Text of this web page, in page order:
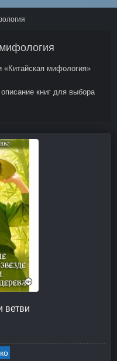
«Китайская мифология»
книг для выбора
ветви